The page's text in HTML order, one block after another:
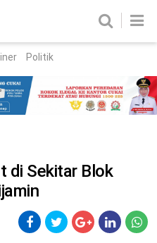
Politik
di Sekitar Blok